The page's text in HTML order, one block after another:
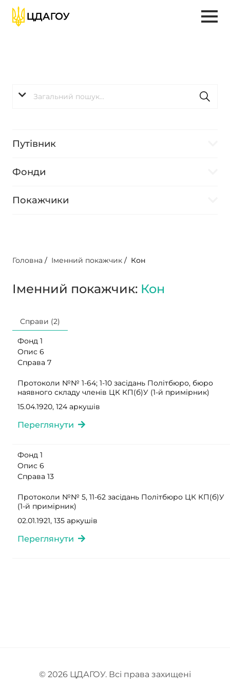
Путівник
Фонди
Покажчики
Головна / Іменний покажчик / Кон
Іменний покажчик: Кон
Справи (2)
Фонд 1
Опис 6
Справа 7
Протоколи №№ 1-64; 1-10 засідань Політбюро, бюро
наявного складу членів ЦК КП(б)У (1-й примірник)
15.04.1920, 124 аркушів
Переглянути
Фонд 1
Опис 6
Справа 13
Протоколи №№ 5, 11-62 засідань Політбюро ЦК КП(б)У
(1-й примірник)
02.01.1921, 135 аркушів
Переглянути
© 2026 ЦДАГОУ. Всі права захищені